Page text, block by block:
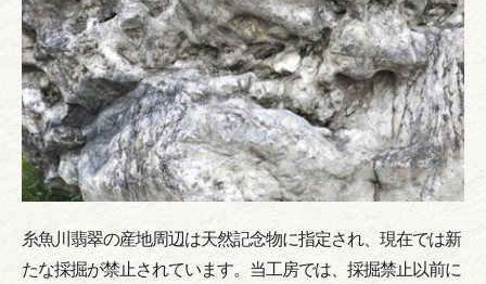
糸魚川翡翠の産地周辺は天然記念物に指定され、現在では新
たな採掘が禁止されています。当工房では、採掘禁止以前に